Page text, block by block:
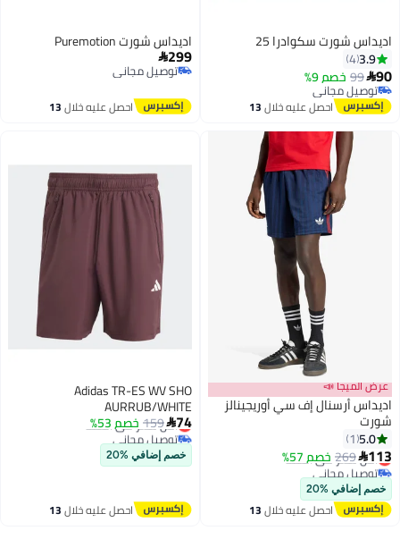
اديداس شورت سكوادرا 25
3.9
4
90
99 خصم 9%
توصيل مجاني
توصيل مجانياحصل عليه خلال13
اديداس شورت Puremotion
299
توصيل مجاني
توصيل مجاني
احصل عليه خلال13
عرض الميجا 📣
اديداس أرسنال إف سي أوريجينالز
شورت
5.0
1
113
269 خصم 57%
أقل سعر في السنة
توصيل مجاني
أقل سعر في السنة
خصم إضافي %20
احصل عليه خلال13
Adidas TR-ES WV SHO
AURRUB/WHITE
74
159 خصم 53%
أقل سعر في السنة
توصيل مجاني
أقل سعر في السنة
خصم إضافي %20
احصل عليه خلال13